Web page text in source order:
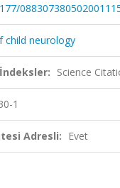
child neurology
Science
1
Adresli: Evet